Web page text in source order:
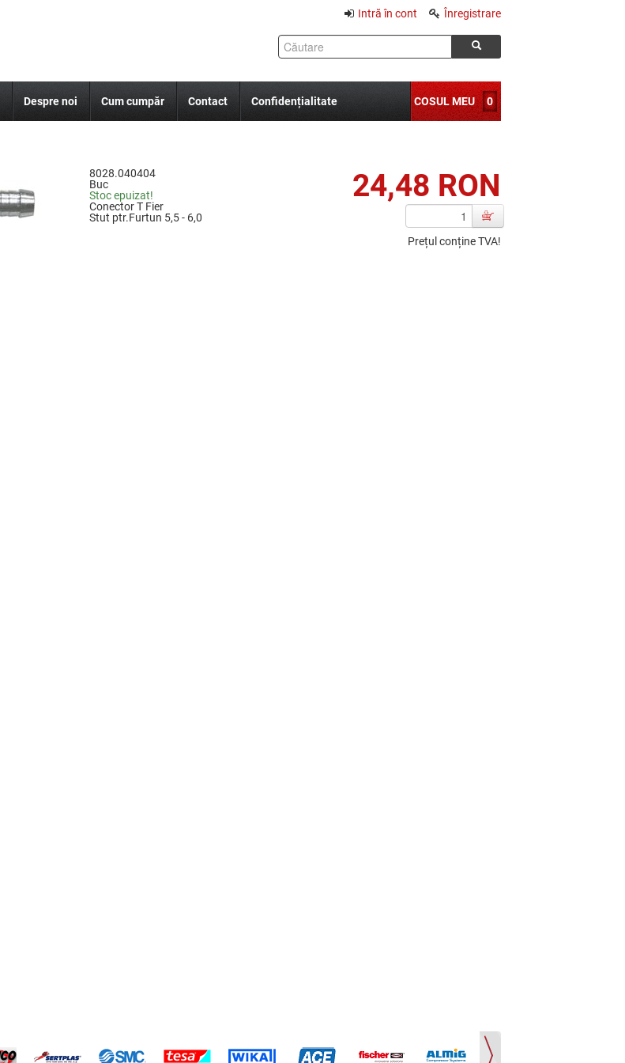
Înregistrare
Intră în cont
Despre noi Cum cumpăr Contact Confidențialitate COSUL MEU 0
8028.040404
Buc
Stoc epuizat!
Conector T Fier
Stut ptr.Furtun 5,5 - 6,0
24,48 RON
Prețul conține TVA!